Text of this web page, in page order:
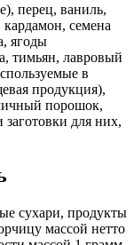
перец, ваниль,
семена
ягоды
тимьян, лавровый
в
продукция),
порошок,
для них,
сухари, продукты
массой нетто